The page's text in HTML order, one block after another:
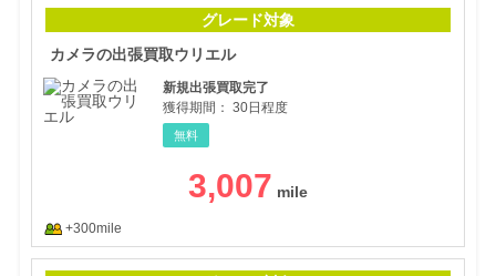
グレード対象
カメラの出張買取ウリエル
新規出張買取完了
獲得期間： 30日程度
無料
3,007
+300mile